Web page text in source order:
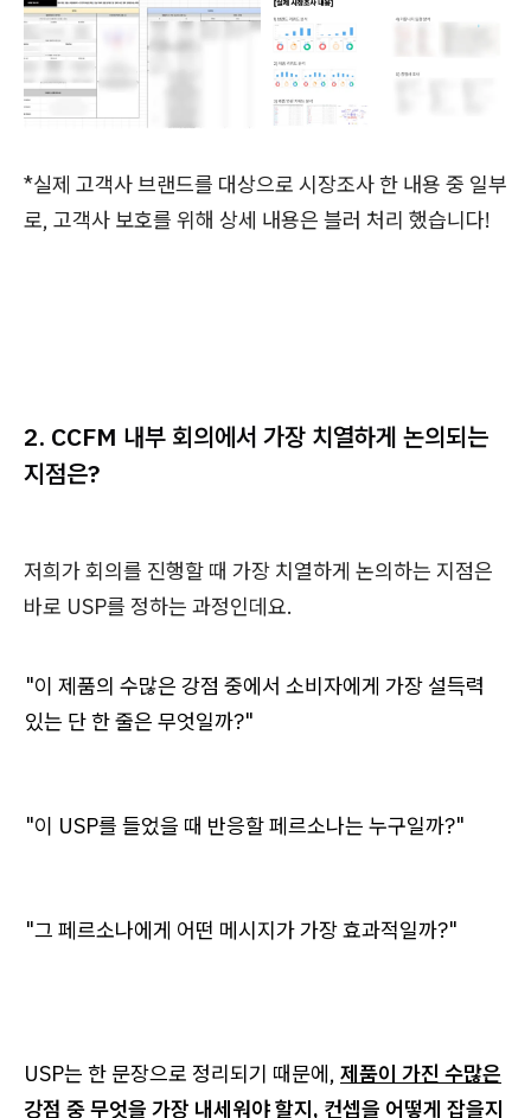
*실제 고객사 브랜드를 대상으로 시장조사 한 내용 중 일부
로, 고객사 보호를 위해 상세 내용은 블러 처리 했습니다!
2. CCFM 내부 회의에서 가장 치열하게 논의되는
지점은?
저희가 회의를 진행할 때 가장 치열하게 논의하는 지점은
바로 USP를 정하는 과정인데요.
"이 제품의 수많은 강점 중에서 소비자에게 가장 설득력
있는 단 한 줄은 무엇일까?"
"이 USP를 들었을 때 반응할 페르소나는 누구일까?"
"그 페르소나에게 어떤 메시지가 가장 효과적일까?"
USP는 한 문장으로 정리되기 때문에, 제품이 가진 수많은
강점 중 무엇을 가장 내세워야 할지, 컨셉을 어떻게 잡을지